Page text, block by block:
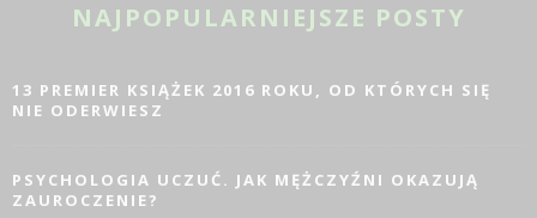
NAJPOPULARNIEJSZE POSTY
13 PREMIER KSIĄŻEK 2016 ROKU, OD KTÓRYCH SIĘ
NIE ODERWIESZ
PSYCHOLOGIA UCZUĆ. JAK MĘŻCZYŹNI OKAZUJĄ
ZAUROCZENIE?